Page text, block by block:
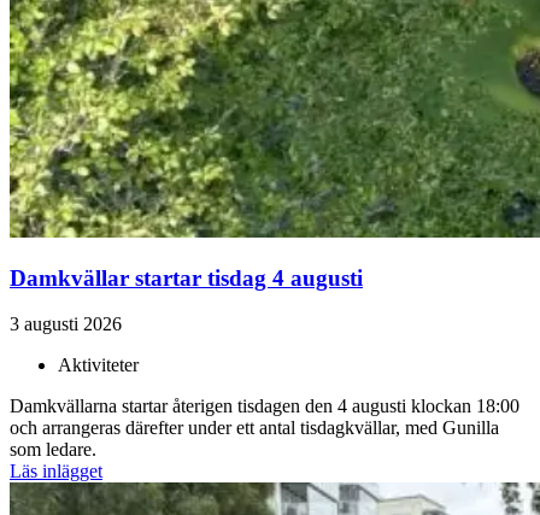
Damkvällar startar tisdag 4 augusti
3 augusti 2026
Aktiviteter
Damkvällarna startar återigen tisdagen den 4 augusti klockan 18:00
och arrangeras därefter under ett antal tisdagkvällar, med Gunilla
som ledare.
Läs inlägget